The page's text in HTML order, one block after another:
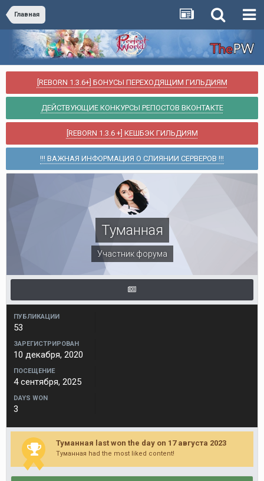
Главная
[REBORN 1.3.6+] БОНУСЫ ПЕРЕХОДЯЩИМ ГИЛЬДИЯМ
ДЕЙСТВУЮЩИЕ КОНКУРСЫ РЕПОСТОВ ВКОНТАКТЕ
[REBORN 1.3.6 +] КЕШБЭК ГИЛЬДИЯМ
!!! ВАЖНАЯ ИНФОРМАЦИЯ О СЛИЯНИИ СЕРВЕРОВ !!!
Туманная
Участник форума
ПУБЛИКАЦИИ
53
ЗАРЕГИСТРИРОВАН
10 декабря, 2020
ПОСЕЩЕНИЕ
4 сентября, 2025
DAYS WON
3
Туманная last won the day on 17 августа 2023
Туманная had the most liked content!